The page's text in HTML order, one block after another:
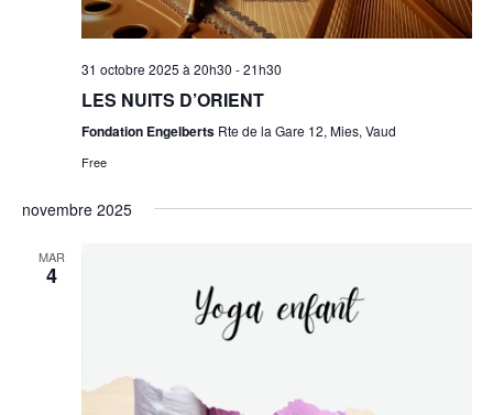
31 octobre 2025 à 20h30 -21h30
LES NUITS D’ORIENT
Fondation Engelberts Rte de la Gare 12, Mies, Vaud
Free
novembre 2025
MAR
4